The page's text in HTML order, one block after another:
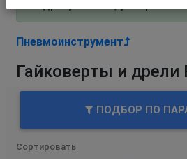
Пневмоинструмент
Гайковерты и дрели
ПОДБОР ПО
Сортировать